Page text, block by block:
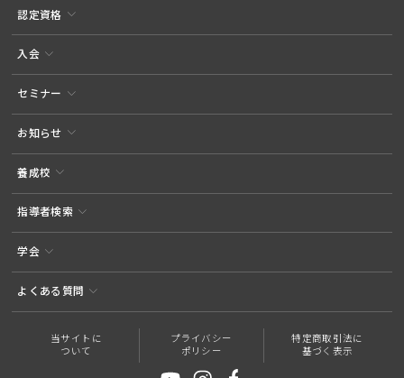
認定資格
入会
セミナー
お知らせ
養成校
指導者検索
学会
よくある質問
当サイトに
ついて
プライバシー
ポリシー
特定商取引法に
基づく表示